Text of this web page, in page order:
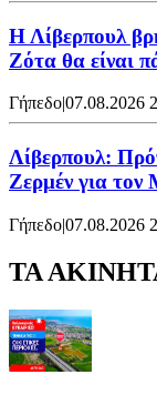
Η Λίβερπουλ
Ζότα θα είναι
Γήπεδο|07.08.2026
Λίβερπουλ:
Ζερμέν για
Γήπεδο|07.08.2026
ΤΑ